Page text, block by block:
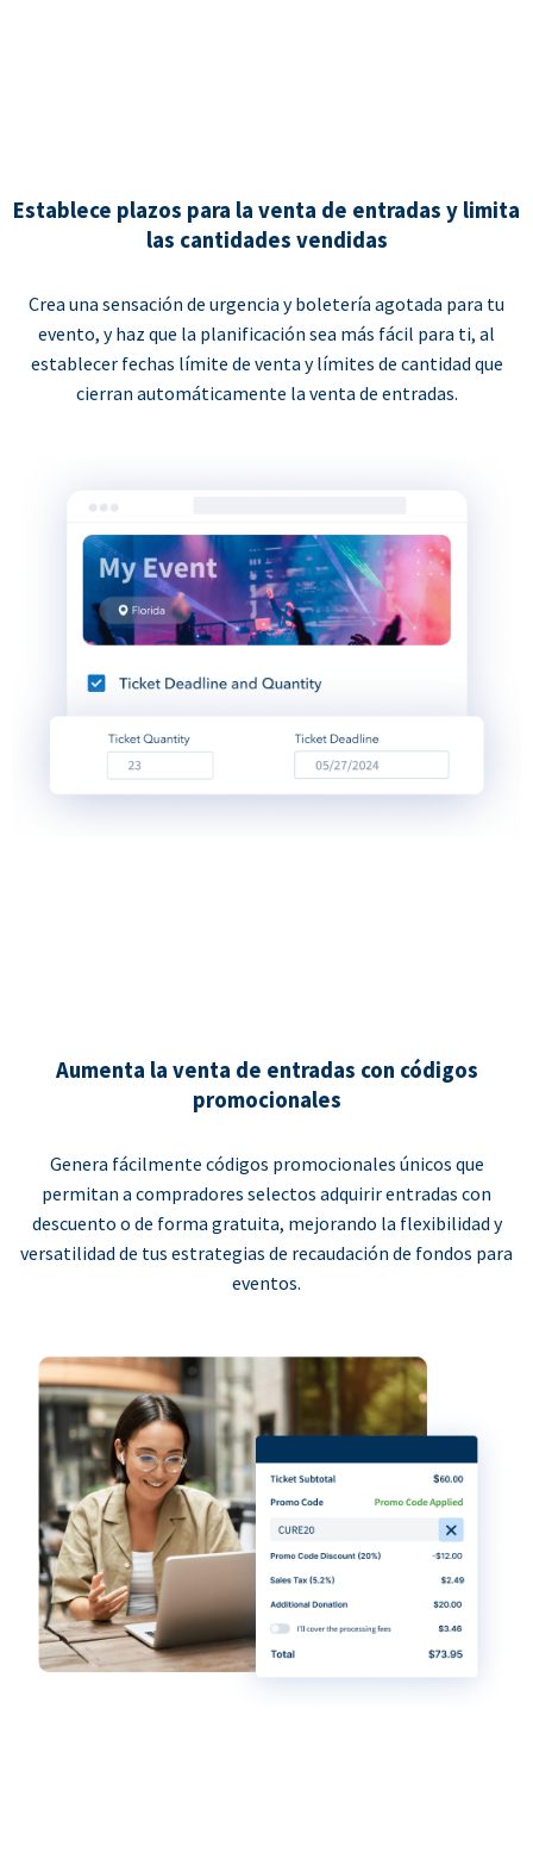
Establece plazos para la venta de entradas y limita
las cantidades vendidas
Crea una sensación de urgencia y boletería agotada para tu
evento, y haz que la planificación sea más fácil para ti, al
establecer fechas límite de venta y límites de cantidad que
cierran automáticamente la venta de entradas.
Aumenta la venta de entradas con códigos
promocionales
Genera fácilmente códigos promocionales únicos que
permitan a compradores selectos adquirir entradas con
descuento o de forma gratuita, mejorando la flexibilidad y
versatilidad de tus estrategias de recaudación de fondos para
eventos.